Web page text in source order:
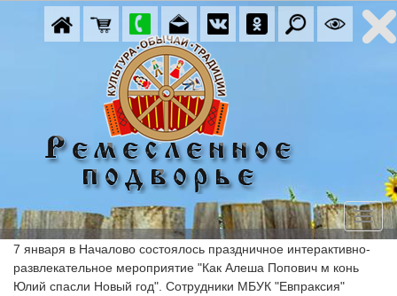
7 января в Началово состоялось праздничное интерактивно-
развлекательное мероприятие "Как Алеша Попович м конь
Юлий спасли Новый год". Сотрудники МБУК "Евпраксия"